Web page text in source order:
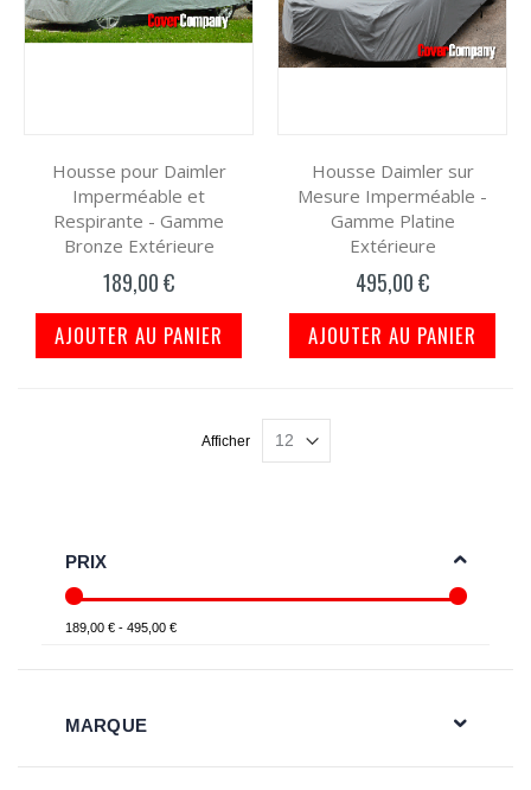
Housse pour Daimler
Imperméable et
Respirante - Gamme
Bronze Extérieure
189,00 €
AJOUTER AU PANIER
Housse Daimler sur
Mesure Imperméable -
Gamme Platine
Extérieure
495,00 €
AJOUTER AU PANIER
Afficher
PRIX
189,00 € - 495,00 €
MARQUE